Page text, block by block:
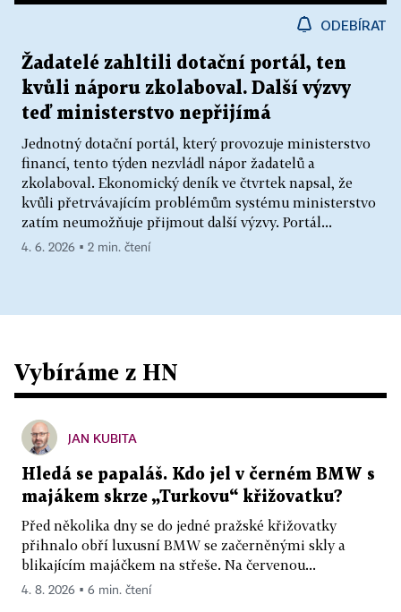
ODEBÍRAT
Žadatelé zahltili dotační portál, ten
kvůli náporu zkolaboval. Další výzvy
teď ministerstvo nepřijímá
Jednotný dotační portál, který provozuje ministerstvo
financí, tento týden nezvládl nápor žadatelů a
zkolaboval. Ekonomický deník ve čtvrtek napsal, že
kvůli přetrvávajícím problémům systému ministerstvo
zatím neumožňuje přijmout další výzvy. Portál...
4. 6. 2026 ▪ 2 min. čtení
Vybíráme z HN
JAN KUBITA
Hledá se papaláš. Kdo jel v černém BMW s
majákem skrze „Turkovu“ křižovatku?
Před několika dny se do jedné pražské křižovatky
přihnalo obří luxusní BMW se začerněnými skly a
blikajícím majáčkem na střeše. Na červenou...
4. 8. 2026 ▪ 6 min. čtení